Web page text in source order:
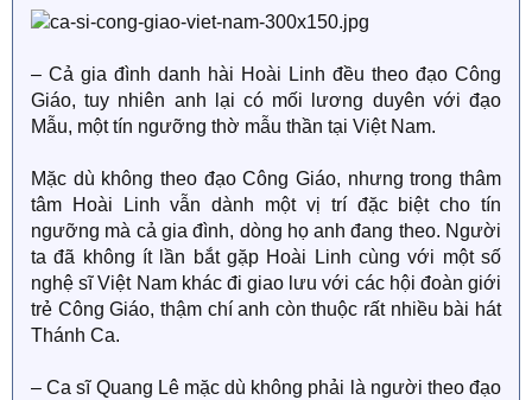
– Cả gia đình danh hài Hoài Linh đều theo đạo Công
Giáo, tuy nhiên anh lại có mối lương duyên với đạo
Mẫu, một tín ngưỡng thờ mẫu thần tại Việt Nam.
Mặc dù không theo đạo Công Giáo, nhưng trong thâm
tâm Hoài Linh vẫn dành một vị trí đặc biệt cho tín
ngưỡng mà cả gia đình, dòng họ anh đang theo. Người
ta đã không ít lần bắt gặp Hoài Linh cùng với một số
nghệ sĩ Việt Nam khác đi giao lưu với các hội đoàn giới
trẻ Công Giáo, thậm chí anh còn thuộc rất nhiều bài hát
Thánh Ca.
– Ca sĩ Quang Lê mặc dù không phải là người theo đạo